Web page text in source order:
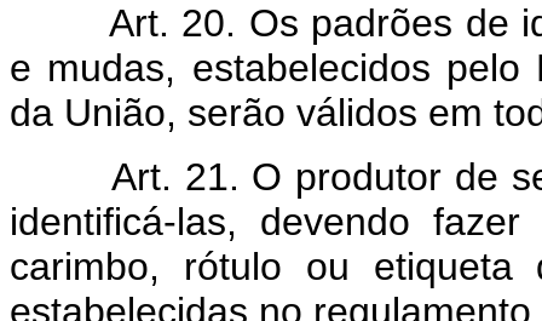
Art. 20. Os padrões de
e mudas, estabelecidos
da União, serão válidos em
Art. 21. O produtor de
identificá-las, devendo
carimbo, rótulo ou etiqueta
estabelecidas no